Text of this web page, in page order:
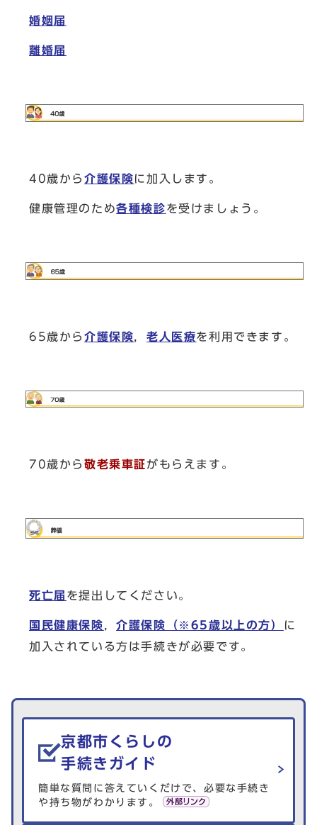
婚姻届
離婚届
40歳から 介護保険に加入します。
健康管理のため各種検診を受けましょう。
65歳から 介護保険 ，老人医療を利用できます。
70歳から 敬老乗車証がもらえます。
死亡届 を提出してください。
国民健康保険 ，介護保険（※65歳以上の方）
に
加入されている方は手続きが必要です。
生活情報を探す
京都市くらしの
手続きガイド
簡単な質問に答えていくだけで、必要な手続き
や持ち物がわかります。